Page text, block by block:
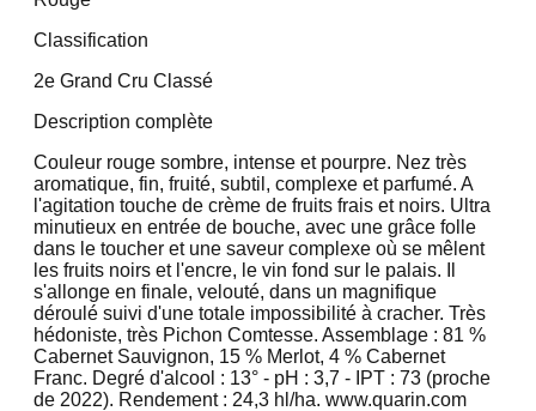
Classification
2e Grand Cru Classé
Description complète
Couleur rouge sombre, intense et pourpre. Nez très
aromatique, fin, fruité, subtil, complexe et parfumé. A
l'agitation touche de crème de fruits frais et noirs. Ultra
minutieux en entrée de bouche, avec une grâce folle
dans le toucher et une saveur complexe où se mêlent
les fruits noirs et l'encre, le vin fond sur le palais. Il
s'allonge en finale, velouté, dans un magnifique
déroulé suivi d'une totale impossibilité à cracher. Très
hédoniste, très Pichon Comtesse. Assemblage : 81 %
Cabernet Sauvignon, 15 % Merlot, 4 % Cabernet
Franc. Degré d'alcool : 13° - pH : 3,7 - IPT : 73 (proche
de 2022). Rendement : 24,3 hl/ha. www.quarin.com